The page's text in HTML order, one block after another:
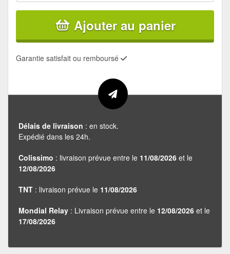
Ajouter au panier
Garantie satisfait ou remboursé
Délais de livraison : en stock.
Expédié dans les 24h.
Colissimo : livraison prévue entre le 11/08/2026 et le
12/08/2026
TNT : livraison prévue le 11/08/2026
Mondial Relay : Livraison prévue entre le 12/08/2026 et le
17/08/2026